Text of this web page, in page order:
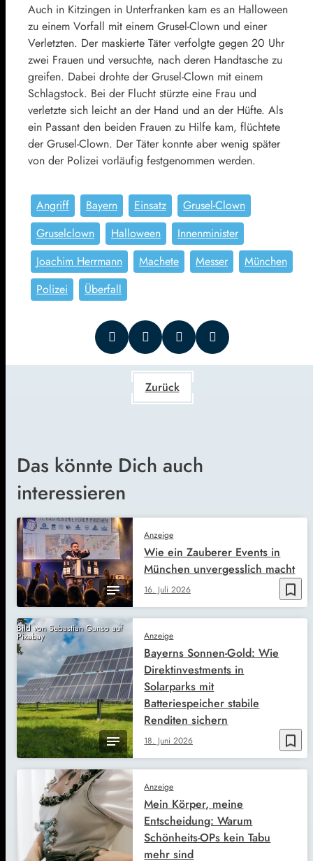
Auch in Kitzingen in Unterfranken kam es an Halloween
zu einem Vorfall mit einem Grusel-Clown und einer
Verletzten. Der maskierte Täter verfolgte gegen 20 Uhr
zwei Frauen und versuchte, nach deren Handtasche zu
greifen. Dabei drohte der Grusel-Clown mit einem
Schlagstock. Bei der Flucht stürzte eine Frau und
verletzte sich leicht an der Hand und an der Hüfte. Als
ein Passant den beiden Frauen zu Hilfe kam, flüchtete
der Grusel-Clown. Der Täter konnte aber wenig später
von der Polizei vorläufig festgenommen werden.
Angriff Bayern Einsatz
Grusel-Clown
Gruselclown
Halloween
Innenminister
Joachim Herrmann
Machete Messer
München
Polizei
Überfall
Zurück
Das könnte Dich auch
interessieren
bookmark_border
Anzeige
16. Juli 2026
Wie ein Zauberer Events in
München unvergesslich macht
Bild von Sebastian Ganso auf
Pixabay
bookmark_border
Anzeige
18. Juni 2026
Bayerns Sonnen-Gold: Wie
Direktinvestments in
Solarparks mit
Batteriespeicher stabile
Renditen sichern
Anzeige
Mein Körper, meine
Entscheidung: Warum
Schönheits-OPs kein Tabu
mehr sind